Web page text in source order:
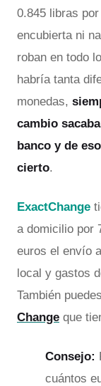
0.845 libras
encubierta ni
roban en todo
habría tanta
monedas,
cambio
banco y de
cierto.
ExactChange
a domicilio por
euros el envío
local y gastos
También
Change que
Consejo:
cuántos